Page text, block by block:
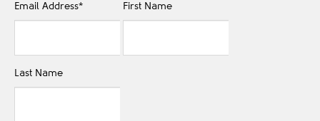
Email Address* First Name
Last Name